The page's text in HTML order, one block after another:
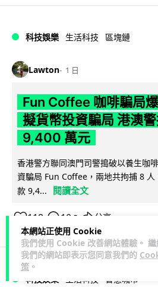
本網站正使用 Cookie
我們使用 Cookie 改善網站體驗。 繼
我們的網站即表示您同意我們的
策 。
科技娛樂 生活科技 區塊鏈
Lawton 1 日
Fun Coffee 咖啡騙局
擬貨幣投資騙局 港澳
9,400 萬元
香港警方聯同澳門司警搗破以養生咖
資騙局 Fun Coffee，兩地共拘捕 8
款 9,4...
閱讀全文
118 10 ↗ 分享
科技娛樂 生活科技 智慧城市